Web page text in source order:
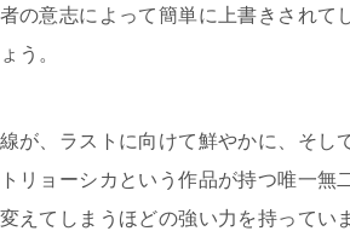
の意志によって簡単に上書きされて
う。
が、ラストに向けて鮮やかに、そし
リョーシカという作品が持つ唯一無
えてしまうほどの強い力を持ってい